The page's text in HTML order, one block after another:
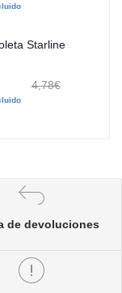
Starline
4,78€
de devoluciones